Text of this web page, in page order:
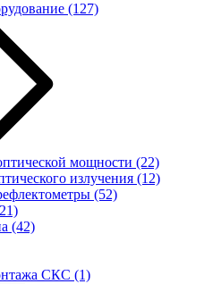
(127)
мощности (22)
излучения (12)
(52)
(42)
СКС (1)